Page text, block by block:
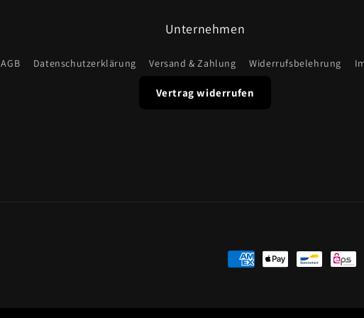
Unternehmen
AGB Datenschutzerklärung Versand & Zahlung Widerrufsbelehrung
Vertrag widerrufen
Zahlungsmethoden